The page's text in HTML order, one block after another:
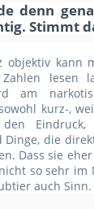
denn
Stimmt
objektiv kann
lesen
am
kurz-,
die
Dass sie
so sehr
auch Sinn.